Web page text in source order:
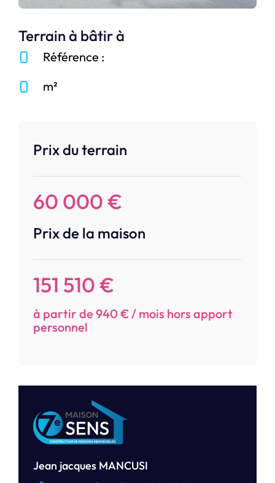
Prix du terrain
60 000 €
Prix de la maison
151 510 €
à partir de 940 € / mois hors apport
personnel
Jean jacques MANCUSI
Terrain à bâtir à
Référence :
m²